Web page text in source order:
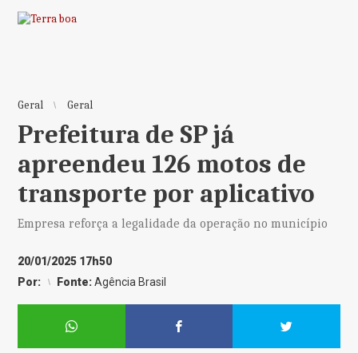
Geral Geral
Prefeitura de SP já
apreendeu 126 motos de
transporte por aplicativo
Empresa reforça a legalidade da operação no município
20/01/2025 17h50
Por:
Fonte:Agência Brasil